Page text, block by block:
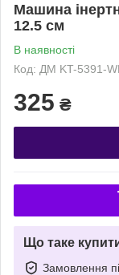
Машина
12.5 см
В наявності
Код: ДМ KT-5391-
325 ₴
Що таке
Замовлення